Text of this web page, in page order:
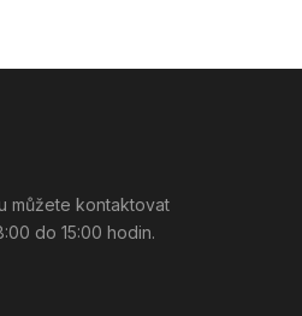
můžete kontaktovat
do 15:00 hodin.